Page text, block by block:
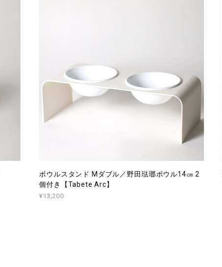
ボウルスタンド Mダブル／野田琺瑯ボウル14㎝ 2
個付き【Tabete Arc】
¥13,200